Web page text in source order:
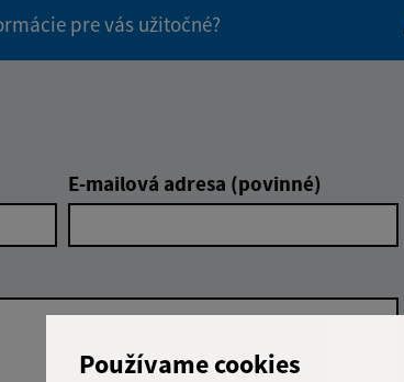
Používame cookies
pre vás užitočné?
E-mailová adresa (povinné)